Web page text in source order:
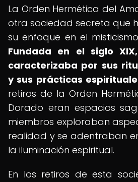
La Orden Hermética del
otra sociedad secreta que
su enfoque en el
Fundada en el siglo
caracterizaba por sus
y sus prácticas
retiros de la Orden
Dorado eran espacios
miembros exploraban
realidad y se adentraban
la iluminación espiritual.
En los retiros de esta